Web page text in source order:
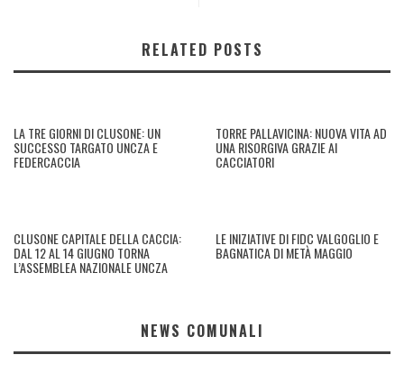
RELATED POSTS
LA TRE GIORNI DI CLUSONE: UN
SUCCESSO TARGATO UNCZA E
FEDERCACCIA
TORRE PALLAVICINA: NUOVA VITA AD
UNA RISORGIVA GRAZIE AI
CACCIATORI
CLUSONE CAPITALE DELLA CACCIA:
DAL 12 AL 14 GIUGNO TORNA
L’ASSEMBLEA NAZIONALE UNCZA
LE INIZIATIVE DI FIDC VALGOGLIO E
BAGNATICA DI METÀ MAGGIO
NEWS COMUNALI